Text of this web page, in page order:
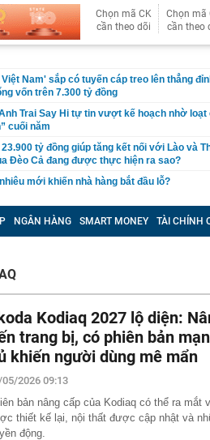
Chọn mã CK
cần theo dõi
Chọn mã
cần theo
Nam' sắp có tuyến cáp treo lên thẳng
vốn trên 7.300 tỷ đồng
Trai Say Hi tự tin vượt kế hoạch nhờ
cuối năm
tỷ đồng giúp tăng kết nối với Lào và
Đèo Cả đang được thực hiện ra sao?
mới khiến nhà hàng bắt đầu lỗ?
chỉ ra 2 dấu vết cho thấy mối mọt đang
xử lý tận gốc
quốc gia cấm trẻ em dưới 16 tuổi sử dụng
kiểu chín cây, hãy đem nấu thế này vừa lạ
tin không vui
viễn thông sẽ thay đổi
DN nắm 7.000 ha đất tại Lào: Giá 60.600
tỷ đồng, gấp rưỡi công ty của ông Trần
sang mua Kia Sportage HEV, chủ xe chia
300-500km/ngày vẫn thoải mái, đi phố
Hồ Quốc Dũng đề nghị CMC tiếp tục phát
– nhà trường – doanh nghiệp
NGÂN HÀNG SMART MONEY TÀI CHÍNH
Kodiaq 2027 lộ diện:
trang bị, có phiên bản
khiến người dùng mê mẩn
2026 09:13
bản nâng cấp của Kodiaq có thể ra
thiết kế lại, nội thất được cập nhật và
động.